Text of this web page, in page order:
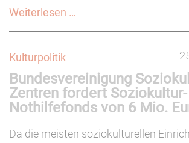
Weiterlesen …
Vereinfachung
von
Kulturpolitik
Bundesvereinigung
Zentren fordert Soziokultur-
Nothilfefonds von 6 Mio.
Da die meisten soziokulturellen